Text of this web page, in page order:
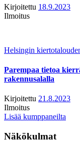
Kirjoitettu 18.9.2023
Ilmoitus
Helsingin
Parempaa tietoa
rakennusalalla
Kirjoitettu 21.8.2023
Ilmoitus
Lisää kumppaneilta
Näkökulmat